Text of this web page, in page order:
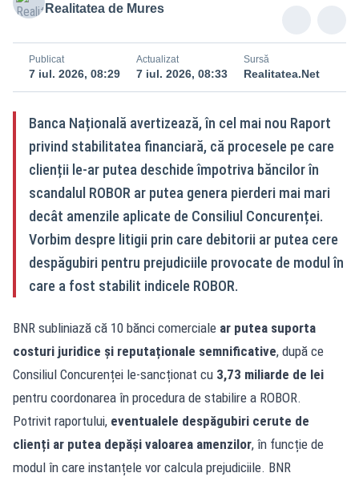
Realitatea de Mures
Publicat
7 iul. 2026, 08:29
Actualizat
7 iul. 2026, 08:33
Sursă
Realitatea.Net
Banca Națională avertizează, în cel mai nou Raport
privind stabilitatea financiară, că procesele pe care
clienții le-ar putea deschide împotriva băncilor în
scandalul ROBOR ar putea genera pierderi mai mari
decât amenzile aplicate de Consiliul Concurenței.
Vorbim despre litigii prin care debitorii ar putea cere
despăgubiri pentru prejudiciile provocate de modul în
care a fost stabilit indicele ROBOR.
BNR subliniază că 10 bănci comerciale ar putea suporta
costuri juridice și reputaționale semnificative, după ce
Consiliul Concurenței le-sancționat cu 3,73 miliarde de lei
pentru coordonarea în procedura de stabilire a ROBOR.
Potrivit raportului, eventualele despăgubiri cerute de
clienți ar putea depăși valoarea amenzilor, în funcție de
modul în care instanțele vor calcula prejudiciile. BNR